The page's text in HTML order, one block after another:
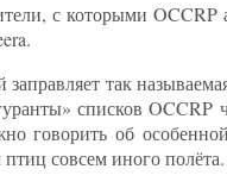
с которыми OCCRP
заправляет так
списков
говорить об
совсем иного полёта.